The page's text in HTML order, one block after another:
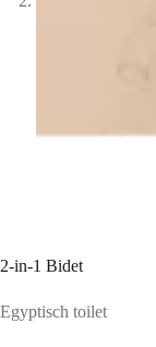
2-in-1 Bidet
Egyptisch toilet